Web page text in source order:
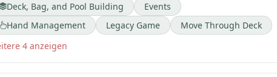
Deck, Bag, and Pool Building
Events
Hand Management
Legacy Game
Move Through Deck
4 anzeigen